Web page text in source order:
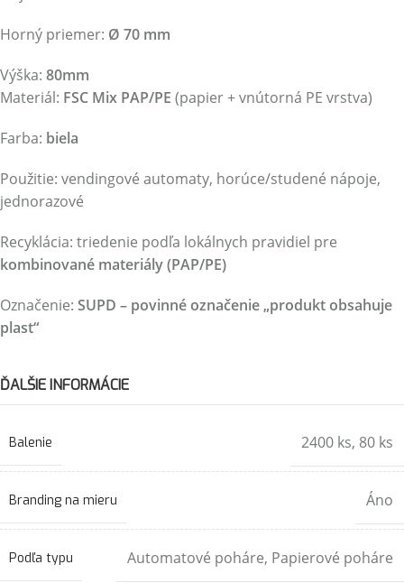
Horný priemer: Ø 70 mm
Výška: 80mm
Materiál: FSC Mix PAP/PE (papier + vnútorná PE vrstva)
Farba: biela
Použitie: vendingové automaty, horúce/studené nápoje,
jednorazové
Recyklácia: triedenie podľa lokálnych pravidiel pre
kombinované materiály (PAP/PE)
Označenie: SUPD – povinné označenie „produkt obsahuje
plast“
ĎALŠIE INFORMÁCIE
Balenie 2400 ks, 80 ks
Branding na mieru Áno
Podľa typu Automatové poháre, Papierové poháre